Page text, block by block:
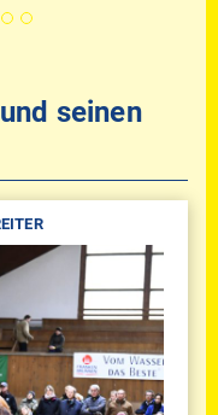
seinen